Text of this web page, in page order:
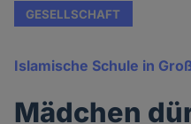
GESELLSCHAFT
Islamische Schule in
Mädchen